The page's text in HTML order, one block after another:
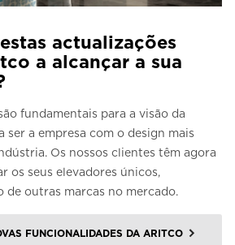
actualizações
a alcançar a sua
fundamentais para a visão da
a empresa com o design mais
Os nossos clientes têm agora
os seus elevadores únicos,
outras marcas no mercado.
FUNCIONALIDADES DA ARITCO